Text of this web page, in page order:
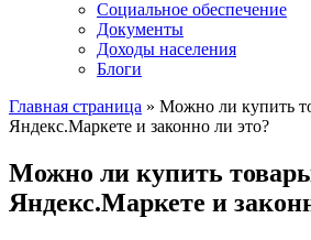
Социальное обеспечение
Документы
Доходы населения
Блоги
Главная страница » Можно ли купить
Яндекс.Маркете и законно ли это?
Можно ли купить
Яндекс.Маркете и